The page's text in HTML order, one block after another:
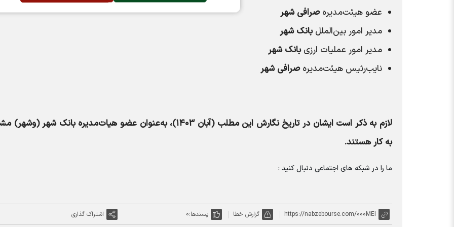
عضو هیئت‌مدیرهصرافی شهر
مدیر امور بین‌المللبانک شهر
مدیر امور عملیات ارزیبانک شهر
نایب‌رئیس هیئت‌مدیرهصرافی شهر
لازم به ذکر است ایشان در تاریخ نگارش این مطلب (آبان ۱۴۰۳)، به‌عنوان عضو هیات‌‌مدیره بانک شهر
به کار هستند.
ما را در شبکه های اجتماعی دنبال کنید :
https://nabzebourse.com/000MEI گزارش خطا پسندها:0 اشتراک گذاری